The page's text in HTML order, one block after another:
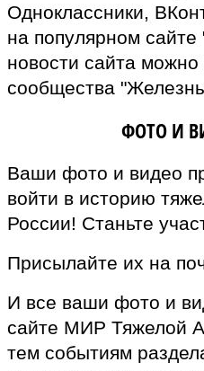
Одноклассники,
на популярном
новости сайта
сообщества
ФОТО И
Ваши фото и видео
войти в историю
России! Станьте
Присылайте их на
И все ваши фото и
сайте МИР Тяжелой
тем событиям